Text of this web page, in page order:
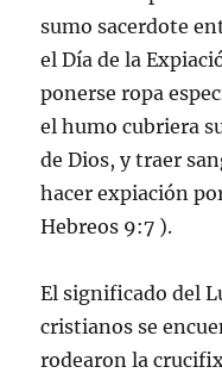
sumo sacerdote
el Día de la
ponerse ropa
el humo cubriera
de Dios, y traer
hacer expiación
Hebreos 9:7 ).
El significado del
cristianos se
rodearon la